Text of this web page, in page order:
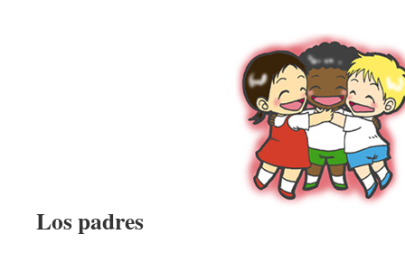
Los padres